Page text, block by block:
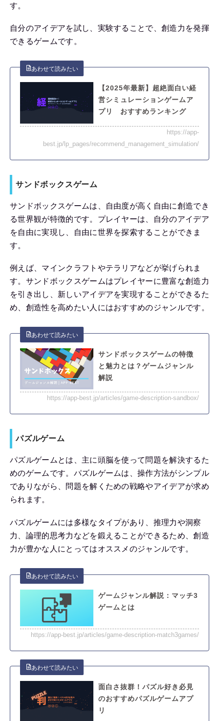
す。
自分のアイデアを試し、実験することで、創造力を発揮
できるゲームです。
【2025年最新】超絶面白い経
営シミュレーションゲームア
プリ おすすめランキング
https://app-
best.jp/lp_pages/recommend_management_simulation/
サンドボックスゲーム
サンドボックスゲームは、自由度が高く自由に創造でき
る世界観が特徴的です。プレイヤーは、自分のアイデア
を自由に実現し、自由に世界を探索することができま
す。
例えば、マインクラフトやテラリアなどが挙げられま
す。サンドボックスゲームはプレイヤーに豊富な創造力
を引き出し、新しいアイデアを実現することができるた
め、創造性を高めたい人にはおすすめのジャンルです。
サンドボックスゲームの特徴
と魅力とは？ゲームジャンル
解説
https://app-best.jp/articles/game-description-sandbox/
パズルゲーム
パズルゲームとは、主に頭脳を使って問題を解決するた
めのゲームです。パズルゲームは、操作方法がシンプル
でありながら、問題を解くための戦略やアイデアが求め
られます。
パズルゲームには多様なタイプがあり、推理力や洞察
力、論理的思考力などを鍛えることができるため、創造
力が豊かな人にとってはオススメのジャンルです。
ゲームジャンル解説：マッチ3
ゲームとは
https://app-best.jp/articles/game-description-match3games/
面白さ抜群！パズル好き必見
のおすすめパズルゲームアプ
リ